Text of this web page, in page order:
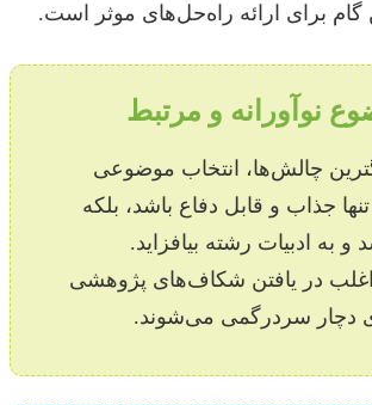
گام برای ارائه راه‌حل‌های موثر است.
نوآورانه و مرتبط
چالش‌ها، انتخاب موضوعی
جذاب و قابل دفاع باشد، بلکه
و به ادبیات رشته بیافزاید.
اغلب در یافتن شکاف‌های پژوهشی
دچار سردرگمی می‌شوند.